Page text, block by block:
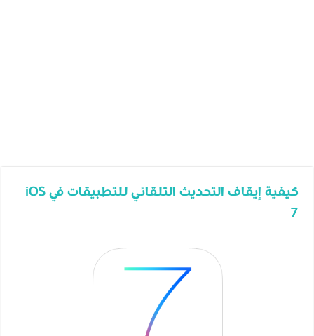
كيفية إيقاف التحديث التلقائي للتطبيقات في iOS
7